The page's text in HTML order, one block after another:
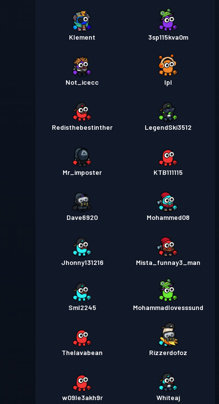
Klement 3sp115kva0m
Not_icecc Ipl
Redisthebestinther LegendSki3512
Mr_imposter KTB111115
Dave6920 Mohammed08
Jhonny131216 Mista_funnay3_man
Sml2245 Mohammadlovesssund
Thelavabean Rizzerdofoz
w09le3akh9r Whiteaj